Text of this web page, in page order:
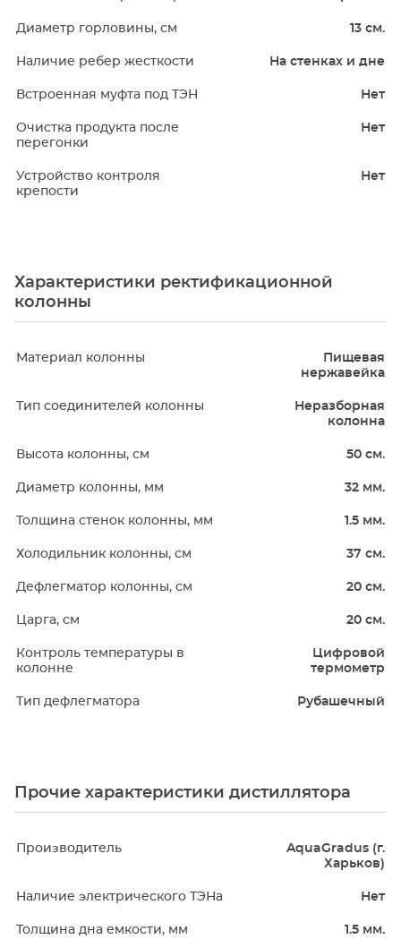
Диаметр горловины, см 13 см.
Наличие ребер жесткости На стенках и дне
Встроенная муфта под ТЭН Нет
Очистка продукта после
перегонки
Нет
Устройство контроля
крепости
Нет
Характеристики ректификационной
колонны
Материал колонны
Пищевая
нержавейка
Тип соединителей колонны
Неразборная
колонна
Высота колонны, см 50 см.
Диаметр колонны, мм 32 мм.
Толщина стенок колонны, мм 1.5 мм.
Холодильник колонны, см 37 см.
Дефлегматор колонны, см 20 см.
Царга, см 20 см.
Контроль температуры в
колонне
Цифровой
термометр
Тип дефлегматора Рубашечный
Прочие характеристики дистиллятора
Производитель
AquaGradus (г.
Харьков)
Наличие электрического ТЭНа Нет
Толщина дна емкости, мм 1.5 мм.